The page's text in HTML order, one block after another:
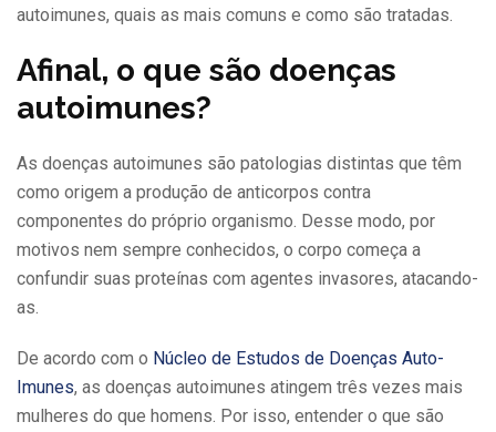
autoimunes, quais as mais comuns e como são tratadas.
Afinal, o que são doenças
autoimunes?
As doenças autoimunes são patologias distintas que têm
como origem a produção de anticorpos contra
componentes do próprio organismo. Desse modo, por
motivos nem sempre conhecidos, o corpo começa a
confundir suas proteínas com agentes invasores, atacando-
as.
De acordo com o Núcleo de Estudos de Doenças Auto-
Imunes, as doenças autoimunes atingem três vezes mais
mulheres do que homens. Por isso, entender o que são